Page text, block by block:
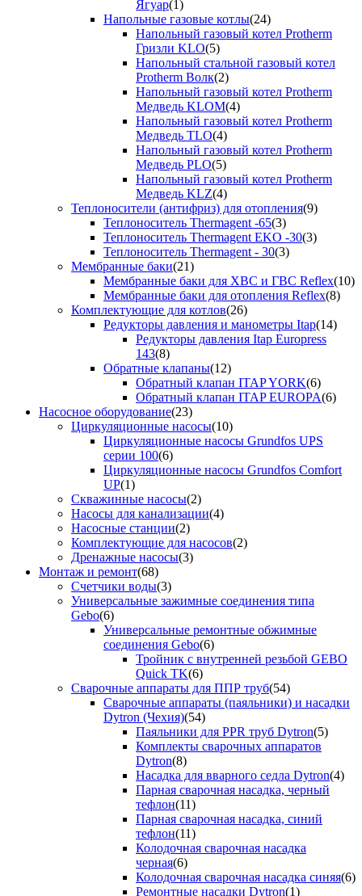
Ягуар(1)
Напольные газовые котлы(24)
Напольный газовый котел Protherm
Гризли KLO(5)
Напольный стальной газовый котел
Protherm Волк(2)
Напольный газовый котел Protherm
Медведь KLOM(4)
Напольный газовый котел Protherm
Медведь TLO(4)
Напольный газовый котел Protherm
Медведь PLO(5)
Напольный газовый котел Protherm
Медведь KLZ(4)
Теплоносители (антифриз) для отопления(9)
Теплоноситель Thermagent -65(3)
Теплоноситель Thermagent EKO -30(3)
Теплоноситель Thermagent - 30(3)
Мембранные баки(21)
Мембранные баки для ХВС и ГВС Reflex(10)
Мембранные баки для отопления Reflex(8)
Комплектующие для котлов(26)
Редукторы давления и манометры Itap(14)
Редукторы давления Itap Europress
143(8)
Обратные клапаны(12)
Обратный клапан ITAP YORK(6)
Обратный клапан ITAP EUROPA(6)
Насосное оборудование(23)
Циркуляционные насосы(10)
Циркуляционные насосы Grundfos UPS
серии 100(6)
Циркуляционные насосы Grundfos Comfort
UP(1)
Скважинные насосы(2)
Насосы для канализации(4)
Насосные станции(2)
Комплектующие для насосов(2)
Дренажные насосы(3)
Монтаж и ремонт(68)
Счетчики воды(3)
Универсальные зажимные соединения типа
Gebo(6)
Универсальные ремонтные обжимные
соединения Gebo(6)
Тройник с внутренней резьбой GEBO
Quick TK(6)
Сварочные аппараты для ППР труб(54)
Сварочные аппараты (паяльники) и насадки
Dytron (Чехия)(54)
Паяльники для PPR труб Dytron(5)
Комплекты сварочных аппаратов
Dytron(8)
Насадка для вварного седла Dytron(4)
Парная сварочная насадка, черный
тефлон(11)
Парная сварочная насадка, синий
тефлон(11)
Колодочная сварочная насадка
черная(6)
Колодочная сварочная насадка синяя(6)
Ремонтные насадки Dytron(1)